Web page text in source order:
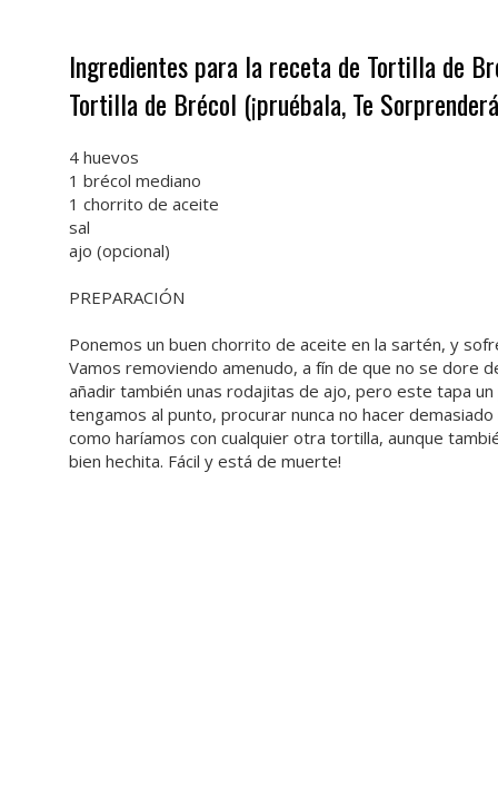
Ingredientes para la receta de Tortilla de
Tortilla de Brécol (¡pruébala, Te
4 huevos
1 brécol mediano
1 chorrito de aceite
sal
ajo (opcional)
PREPARACIÓN
Ponemos un buen chorrito de aceite en la sartén, y
Vamos removiendo amenudo, a fín de que no se dore
añadir también unas rodajitas de ajo, pero este tapa
tengamos al punto, procurar nunca no hacer
como haríamos con cualquier otra tortilla, aunque
bien hechita. Fácil y está de muerte!